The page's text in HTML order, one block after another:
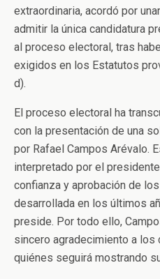
extraordinaria, acordó por
admitir la única candidatura
al proceso electoral, tras
exigidos en los Estatutos
d).
El proceso electoral ha
con la presentación de una
por Rafael Campos Arévalo.
interpretado por el
confianza y aprobación de
desarrollada en los últimos
preside. Por todo ello,
sincero agradecimiento a
quiénes seguirá mostrando